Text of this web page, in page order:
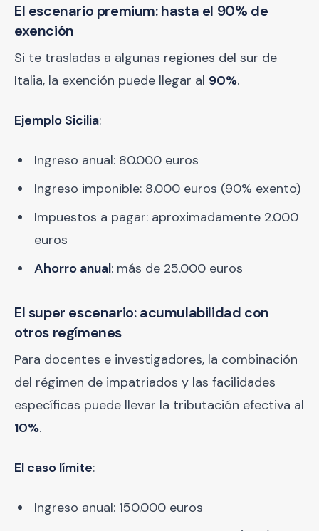
El escenario premium: hasta el 90% de
exención
Si te trasladas a algunas regiones del sur de
Italia, la exención puede llegar al 90%.
Ejemplo Sicilia:
Ingreso anual: 80.000 euros
Ingreso imponible: 8.000 euros (90% exento)
Impuestos a pagar: aproximadamente 2.000
euros
Ahorro anual: más de 25.000 euros
El super escenario: acumulabilidad con
otros regímenes
Para docentes e investigadores, la combinación
del régimen de impatriados y las facilidades
específicas puede llevar la tributación efectiva al
10%.
El caso límite:
Ingreso anual: 150.000 euros